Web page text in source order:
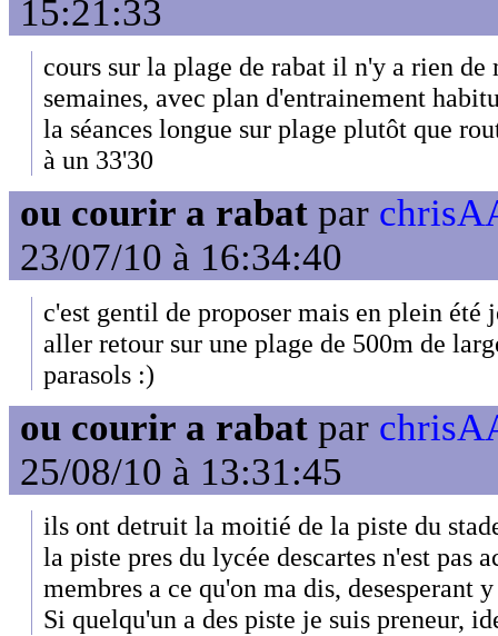
15:21:33
cours sur la plage de rabat il n'y a rien de
semaines, avec plan d'entrainement
la séances longue sur plage plutôt que
à un 33'30
ou courir a rabat par
23/07/10 à 16:34:40
c'est gentil de proposer mais en plein été
aller retour sur une plage de 500m de
parasols :)
ou courir a rabat par
25/08/10 à 13:31:45
ils ont detruit la moitié de la piste du
la piste pres du lycée descartes n'est pas
membres a ce qu'on ma dis, desesperant
Si quelqu'un a des piste je suis preneur,